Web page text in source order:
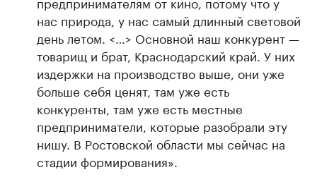
нас природа, у нас самый длинный световой
день летом. <…> Основной наш конкурент —
товарищ и брат, Краснодарский край. У них
издержки на производство выше, они уже
больше себя ценят, там уже есть
конкуренты, там уже есть местные
предприниматели, которые разобрали эту
нишу. В Ростовской области мы сейчас на
стадии формирования».